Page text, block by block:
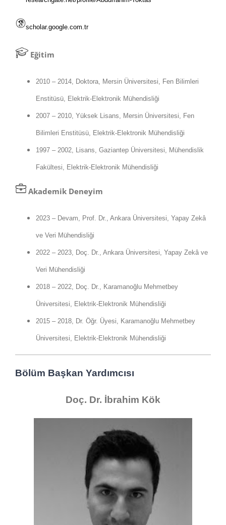
scholar.google.com.tr
Eğitim
2010 – 2014, Doktora, Mersin Üniversitesi, Fen Bilimleri
Enstitüsü, Elektrik-Elektronik Mühendisliği
2007 – 2010, Yüksek Lisans, Mersin Üniversitesi, Fen
Bilimleri Enstitüsü, Elektrik-Elektronik Mühendisliği
1997 – 2002, Lisans, Gaziantep Üniversitesi, Mühendislik
Fakültesi, Elektrik-Elektronik Mühendisliği
Akademik Deneyim
2023 – Devam, Prof. Dr., Ankara Üniversitesi, Yapay Zekâ
ve Veri Mühendisliği
2022 – 2023, Doç. Dr., Ankara Üniversitesi, Yapay Zekâ ve
Veri Mühendisliği
2018 – 2022, Doç. Dr., Karamanoğlu Mehmetbey
Üniversitesi, Elektrik-Elektronik Mühendisliği
2015 – 2018, Dr. Öğr. Üyesi, Karamanoğlu Mehmetbey
Üniversitesi, Elektrik-Elektronik Mühendisliği
Bölüm Başkan Yardımcısı
Doç. Dr. İbrahim Kök